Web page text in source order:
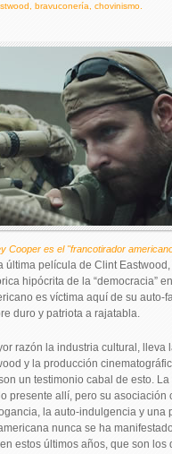
bravuconería chovinismo.
Cooper es el "francotirador
última película de Clint
hipócrita de la “democracia”
es víctima aquí de su auto-
duro y patriota a rajatabla.
razón la industria cultural, lleva
y la producción
un testimonio cabal de esto.
presente allí, pero su asociación
la auto-indulgencia y una
nunca se ha
estos últimos años, que son los